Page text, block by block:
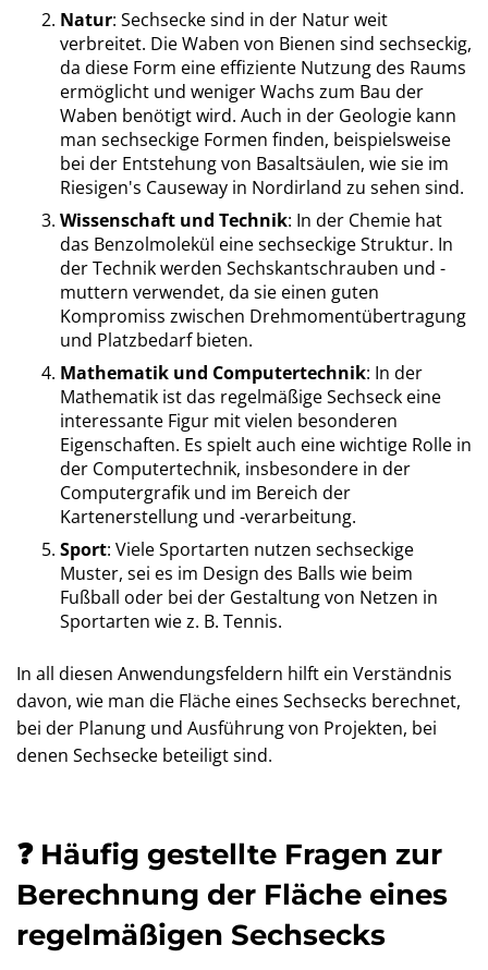
Natur: Sechsecke sind in der Natur weit
verbreitet. Die Waben von Bienen sind sechseckig,
da diese Form eine effiziente Nutzung des Raums
ermöglicht und weniger Wachs zum Bau der
Waben benötigt wird. Auch in der Geologie kann
man sechseckige Formen finden, beispielsweise
bei der Entstehung von Basaltsäulen, wie sie im
Riesigen's Causeway in Nordirland zu sehen sind.
Wissenschaft und Technik: In der Chemie hat
das Benzolmolekül eine sechseckige Struktur. In
der Technik werden Sechskantschrauben und -
muttern verwendet, da sie einen guten
Kompromiss zwischen Drehmomentübertragung
und Platzbedarf bieten.
Mathematik und Computertechnik: In der
Mathematik ist das regelmäßige Sechseck eine
interessante Figur mit vielen besonderen
Eigenschaften. Es spielt auch eine wichtige Rolle in
der Computertechnik, insbesondere in der
Computergrafik und im Bereich der
Kartenerstellung und -verarbeitung.
Sport: Viele Sportarten nutzen sechseckige
Muster, sei es im Design des Balls wie beim
Fußball oder bei der Gestaltung von Netzen in
Sportarten wie z. B. Tennis.
In all diesen Anwendungsfeldern hilft ein Verständnis
davon, wie man die Fläche eines Sechsecks berechnet,
bei der Planung und Ausführung von Projekten, bei
denen Sechsecke beteiligt sind.
❓ Häufig gestellte Fragen zur
Berechnung der Fläche eines
regelmäßigen Sechsecks